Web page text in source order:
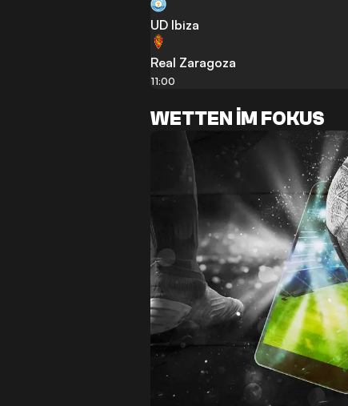
UD Ibiza
Real Zaragoza
11:00
WETTEN IM FOKUS